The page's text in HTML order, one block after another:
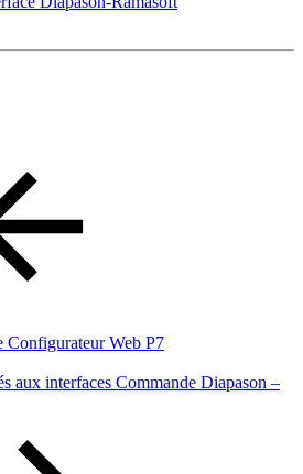
Configurateur Web P7
aux interfaces Commande Diapason –